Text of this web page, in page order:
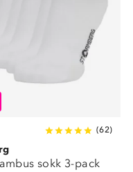
(62)
sokk 3-pack